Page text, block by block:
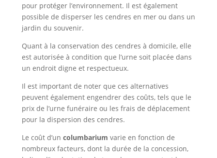
pour protéger l’environnement. Il est également
possible de disperser les cendres en mer ou dans un
jardin du souvenir.
Quant à la conservation des cendres à domicile, elle
est autorisée à condition que l’urne soit placée dans
un endroit digne et respectueux.
Il est important de noter que ces alternatives
peuvent également engendrer des coûts, tels que le
prix de l’urne funéraire ou les frais de déplacement
pour la dispersion des cendres.
Le coût d’un columbarium varie en fonction de
nombreux facteurs, dont la durée de la concession,